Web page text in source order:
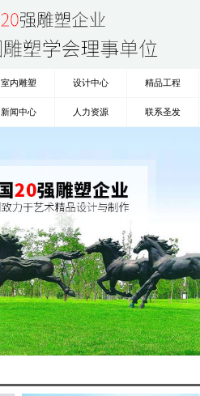
室内雕塑 设计中心 精品工程
新闻中心 人力资源 联系圣发